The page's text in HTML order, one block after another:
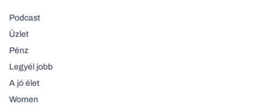
Podcast
Üzlet
Pénz
Legyél jobb
A jó élet
Women